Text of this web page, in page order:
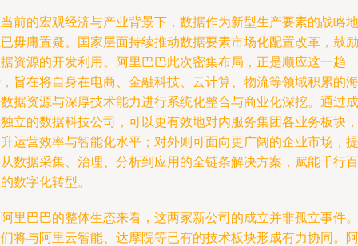
前的宏观经济与产业背景下，数据作为新型生产要素的战略地
毋庸置疑。国家层面持续推动数据要素市场化配置改革，鼓励
资源的开发利用。阿里巴巴此次密集布局，正是顺应这一趋
旨在将自身在电商、金融科技、云计算、物流等领域积累的海
据资源与深厚技术能力进行系统化整合与商业化深挖。通过成
立的数据科技公司，可以更有效地对内服务集团各业务板块，
运营效率与智能化水平；对外则可面向更广阔的企业市场，提
数据采集、治理、分析到应用的全链条解决方案，赋能千行百
数字化转型。
里巴巴的整体生态来看，这两家新公司的成立并非孤立事件。
将与阿里云智能、达摩院等已有的技术板块形成有力协同。阿